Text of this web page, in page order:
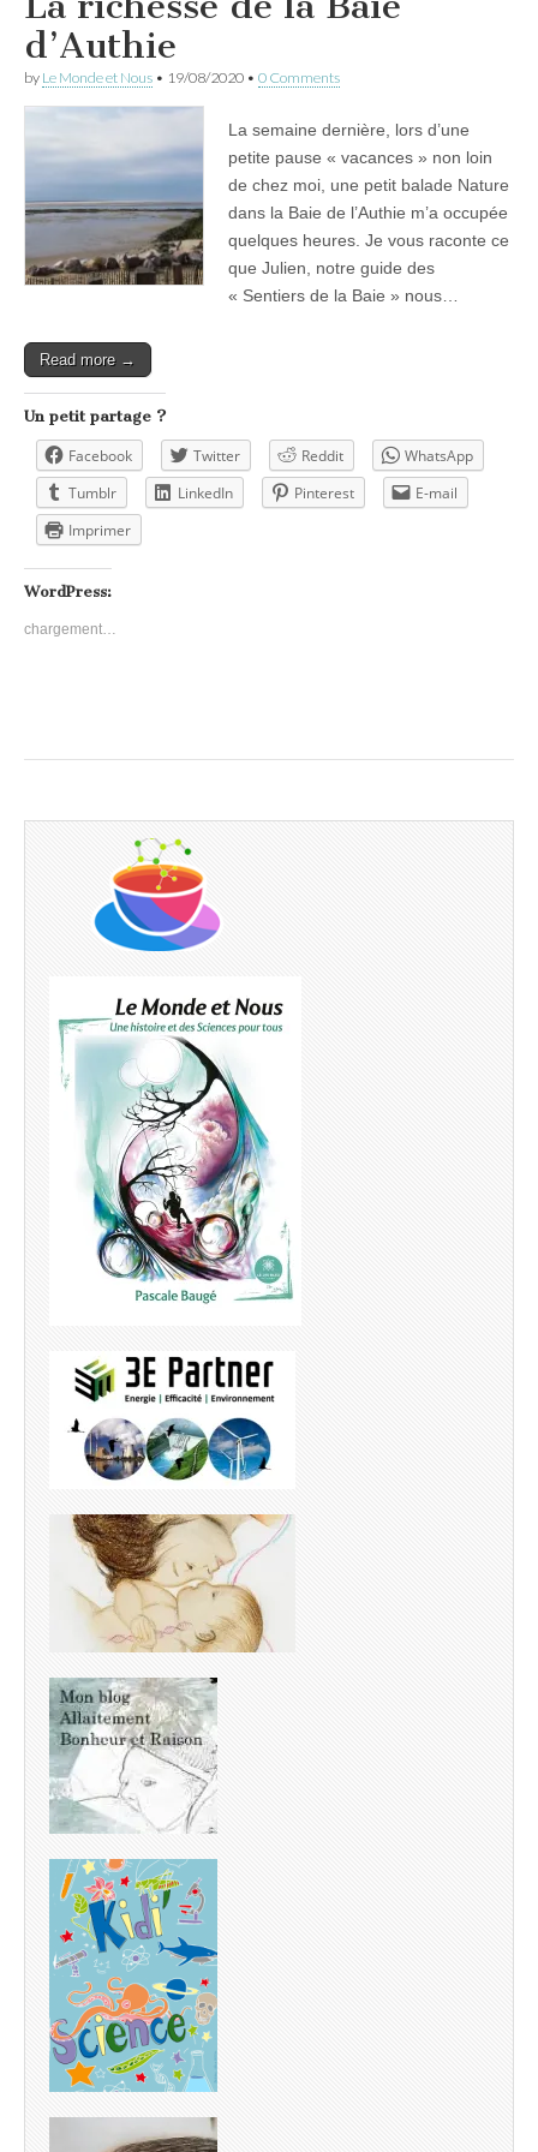
d’Authie
by Le Monde et Nous • 19/08/2020 • 0 Comments
La semaine dernière, lors d’une
petite pause « vacances » non loin
de chez moi, une petit balade Nature
dans la Baie de l’Authie m’a occupée
quelques heures. Je vous raconte ce
que Julien, notre guide des
« Sentiers de la Baie » nous…
Read more →
Un petit partage ?
Facebook Twitter Reddit
WhatsApp
Tumblr
LinkedIn Pinterest
E-mail
Imprimer
WordPress:
chargement…